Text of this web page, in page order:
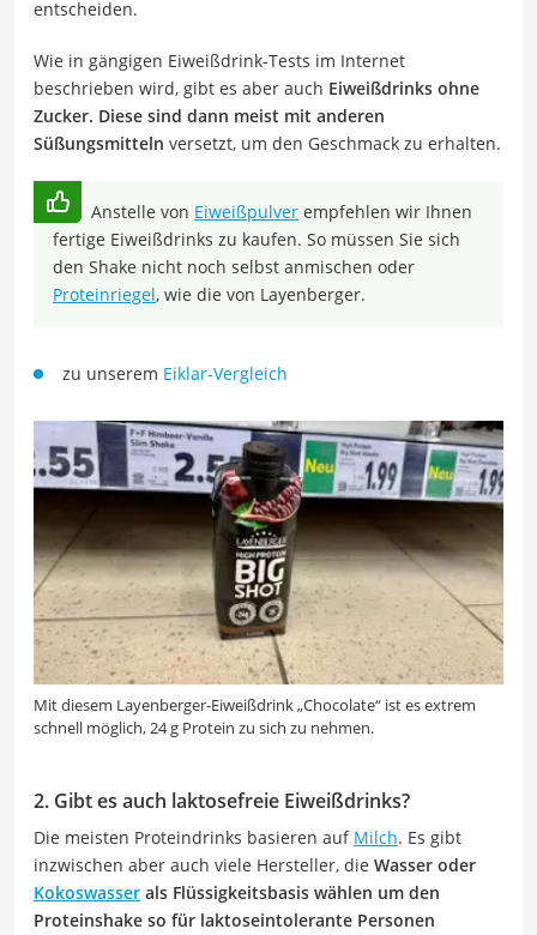
entscheiden.
Wie in gängigen Eiweißdrink-Tests im Internet
beschrieben wird, gibt es aber auch Eiweißdrinks ohne
Zucker. Diese sind dann meist mit anderen
Süßungsmitteln versetzt, um den Geschmack zu erhalten.
Anstelle von Eiweißpulver empfehlen wir Ihnen
fertige Eiweißdrinks zu kaufen. So müssen Sie sich
den Shake nicht noch selbst anmischen oder
Proteinriegel, wie die von Layenberger.
zu unserem Eiklar-Vergleich
Mit diesem Layenberger-Eiweißdrink „Chocolate“ ist es extrem
schnell möglich, 24 g Protein zu sich zu nehmen.
2. Gibt es auch laktosefreie Eiweißdrinks?
Die meisten Proteindrinks basieren auf Milch. Es gibt
inzwischen aber auch viele Hersteller, die Wasser oder
Kokoswasser als Flüssigkeitsbasis wählen um den
Proteinshake so für laktoseintolerante Personen